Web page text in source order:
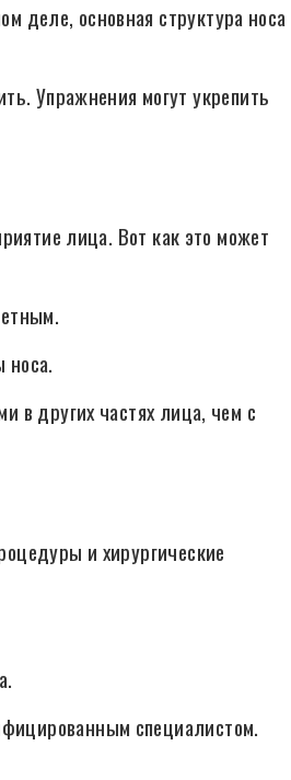
деле, основная структура носа
Упражнения могут укрепить
лица. Вот как это может
в других частях лица, чем с
и хирургические
специалистом.